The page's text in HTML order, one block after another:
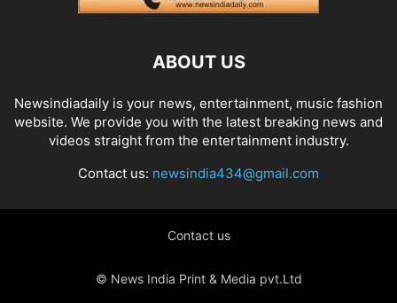
ABOUT US
Newsindiadaily is your news, entertainment, music fashion
website. We provide you with the latest breaking news and
videos straight from the entertainment industry.
Contact us: newsindia434@gmail.com
Contact us
© News India Print & Media pvt.Ltd